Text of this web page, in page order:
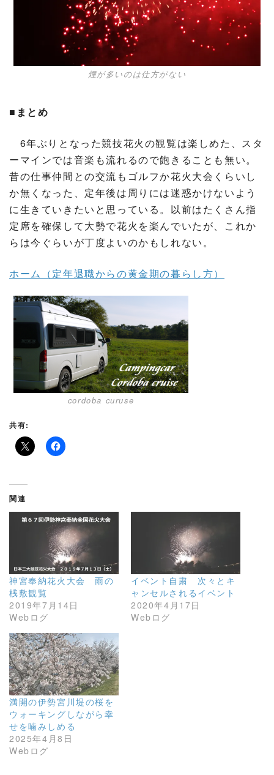
煙が多いのは仕方がない
■まとめ
6年ぶりとなった競技花火の観覧は楽しめた、スタ
ーマインでは音楽も流れるので飽きることも無い。
昔の仕事仲間との交流もゴルフか花火大会くらいし
か無くなった、定年後は周りには迷惑かけないよう
に生きていきたいと思っている。以前はたくさん指
定席を確保して大勢で花火を楽んでいたが、これか
らは今ぐらいが丁度よいのかもしれない。
ホーム（定年退職からの黄金期の暮らし方）
cordoba curuse
共有:
関連
神宮奉納花火大会 雨の
桟敷観覧
2019年7月14日
Webログ
イベント自粛 次々とキ
ャンセルされるイベント
2020年4月17日
Webログ
満開の伊勢宮川堤の桜を
ウォーキングしながら幸
せを噛みしめる
2025年4月8日
Webログ